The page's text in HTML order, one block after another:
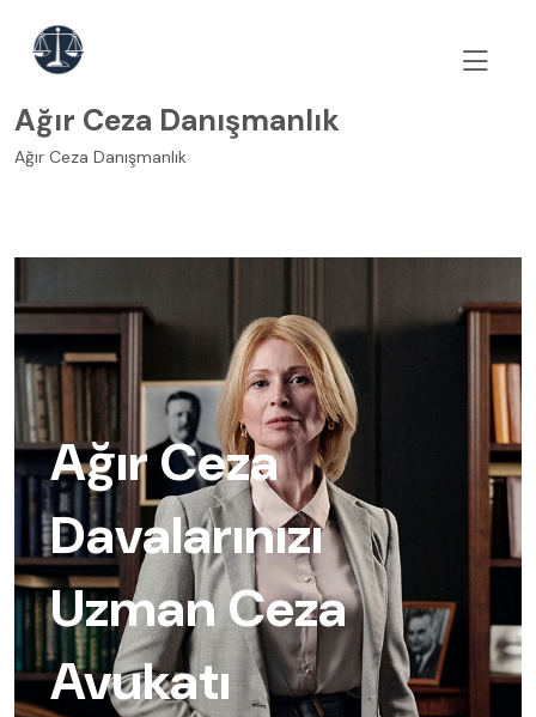
content
Ağır Ceza Danışmanlık
Ağır Ceza Danışmanlık
Ağır Ceza
Davalarınızı
Uzman Ceza
Avukatı